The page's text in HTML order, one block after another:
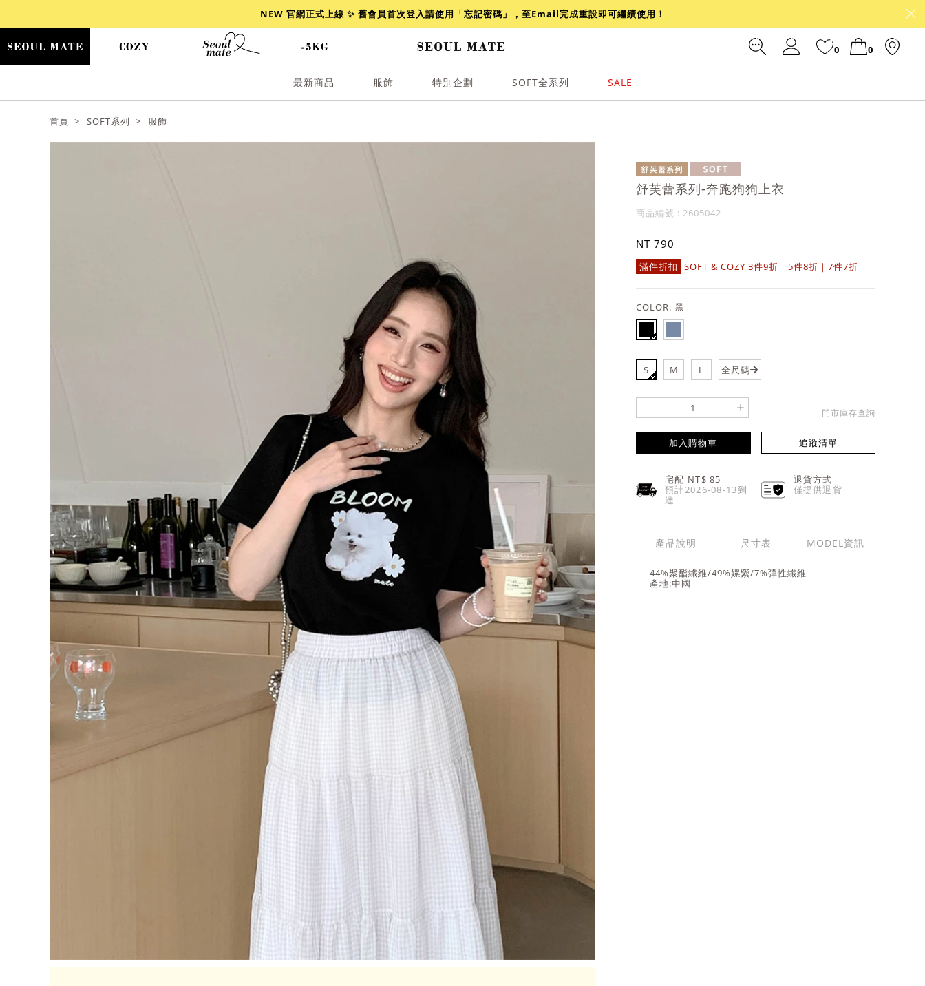
NEW 官網正式上線 ✨ 舊會員首次登入請使用「忘記密碼」，至Email完成重設即可繼續使用！
0 0
最新商品 服飾 特別企劃 SOFT全系列 SALE
背心 洋裝
首頁 SOFT系列 服飾
舒芙蕾系列-奔跑狗狗上衣
商品編號 : 2605042
NT 790
滿件折扣 SOFT & COZY 3件9折｜5件8折｜7件7折
COLOR: 黑
S M L 全尺碼
- + 門市庫存查詢
加入購物車 追蹤清單
宅配 NT$85
預計2026-08-13到
達
退貨方式
僅提供退貨
產品說明 尺寸表 MODEL資訊
44%聚酯纖維/49%嫘縈/7%彈性纖維
產地:中國